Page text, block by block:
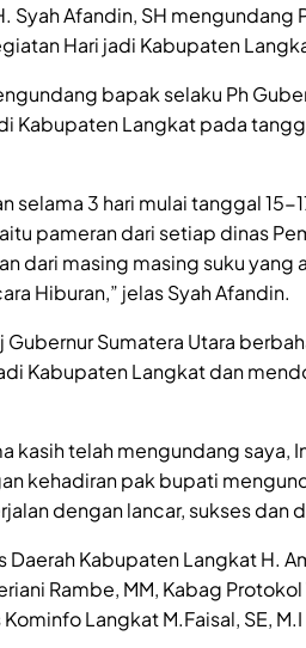
Syah Afandin, SH mengundang
Hari jadi Kabupaten
bapak selaku Ph
Kabupaten Langkat pada
selama 3 hari mulai tanggal 15-
pameran dari setiap dinas
dari masing masing suku yang
Hiburan,” jelas Syah Afandin.
Gubernur Sumatera Utara
Kabupaten Langkat dan
kasih telah mengundang saya,
kehadiran pak bupati
dengan lancar, sukses dan
Daerah Kabupaten Langkat H.
Rambe, MM, Kabag
Langkat M.Faisal, SE,